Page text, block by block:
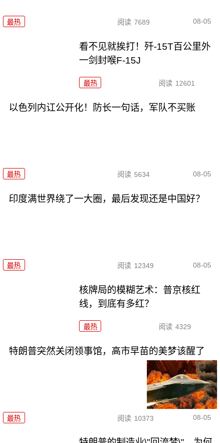
最热 阅读 7689 08-05
看不见就挨打！歼-15T百公里外
一剑封喉F-15J
最热 阅读 12601
以色列内讧公开化！防长一句话，军队不买账
最热 阅读 5634 08-05
印度满世界绕了一大圈，最后发现还是中国好？
最热 阅读 12349 08-05
核牌局的模糊艺术：普京核红
线，到底有多红？
最热 阅读 4329
特朗普突然关闭领事馆，高市早苗的美梦该醒了
最热 阅读 10373 08-05